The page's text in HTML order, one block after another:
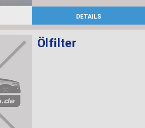
DETAILS
Ölfilter